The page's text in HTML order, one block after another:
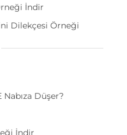
İndir
Dilekçesi Örneği
Düşer?